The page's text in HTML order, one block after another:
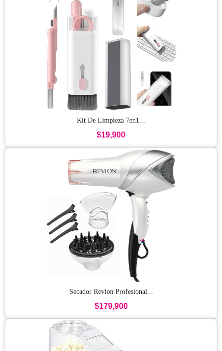
Kit De Limpieza 7en1...
$19,900
Secador Revlon Profesional...
$179,900